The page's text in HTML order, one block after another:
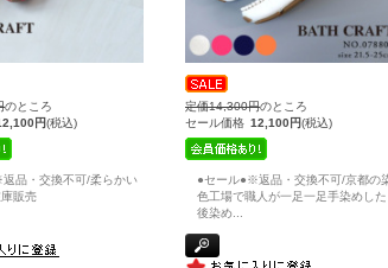
のところ
円(税込)
品・交換不可/柔らかい
販売
定価14,300円のところ
セール価格 12,100円(税込)
●セール●※返品・交換不可/京都の
色工場で職人が一足一足手染めした
後染め